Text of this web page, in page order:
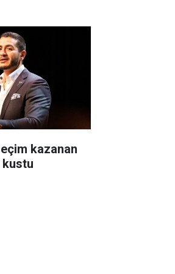
kazanan
kustu